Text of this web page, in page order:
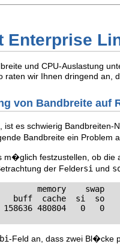
Enterprise
und CPU-Auslastung
raten wir Ihnen dringend an,
von Bandbreite auf
es schwierig Bandbreiten-
Bandbreite ein Problem
m�glich festzustellen, ob
der Feldersi und
memory    swap
buff  cache  si  so
480804   0
bi-Feld an, dass zwei Bl�cke